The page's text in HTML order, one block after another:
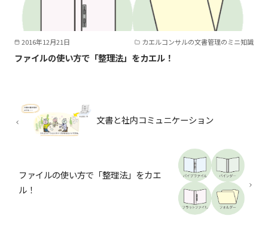
2016年12月21日 カエルコンサルの文書管理のミニ知識
ファイルの使い方で「整理法」をカエル！
文書と社内コミュニケーション
ファイルの使い方で「整理法」をカエ
ル！